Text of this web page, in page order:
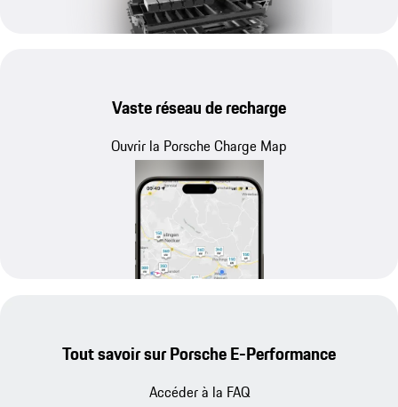
Vaste réseau de recharge
Ouvrir la Porsche Charge Map
Tout savoir sur Porsche E-Performance
Accéder à la FAQ